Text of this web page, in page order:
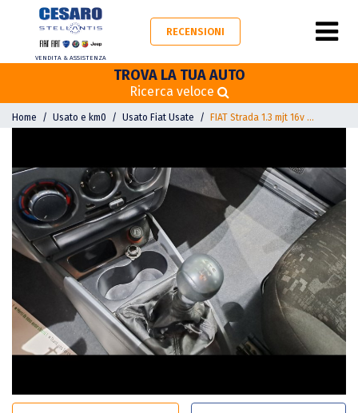
VENDITA & ASSISTENZA
RECENSIONI
TROVA LA TUA AUTO
Ricerca veloce
Home Usato e km0 Usato Fiat Usate FIAT Strada 1.3 mjt 16v 85cv cab.lunga